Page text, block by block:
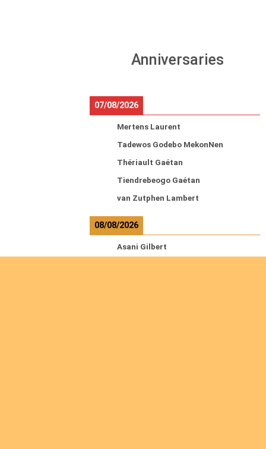
Anniversaries
07/08/2026
Mertens Laurent
Tadewos Godebo MekonNen
Thériault Gaétan
Tiendrebeogo Gaétan
van Zutphen Lambert
08/08/2026
Asani Gilbert